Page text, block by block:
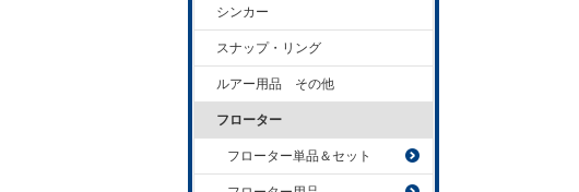
シンカー
スナップ・リング
ルアー用品 その他
フローター
フローター単品＆セット